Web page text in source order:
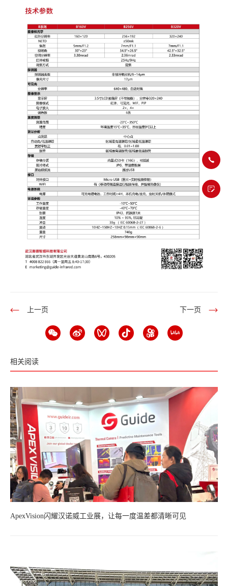
上一页 下一页
相关阅读
ApexVision闪耀汉诺威工业展，让每一度温差都清晰可见